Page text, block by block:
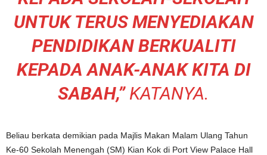
UNTUK TERUS MENYEDIAKAN
PENDIDIKAN BERKUALITI
KEPADA ANAK-ANAK KITA DI
SABAH,”KATANYA.
Beliau berkata demikian pada Majlis Makan Malam Ulang Tahun
Ke-60 Sekolah Menengah (SM) Kian Kok di Port View Palace Hall